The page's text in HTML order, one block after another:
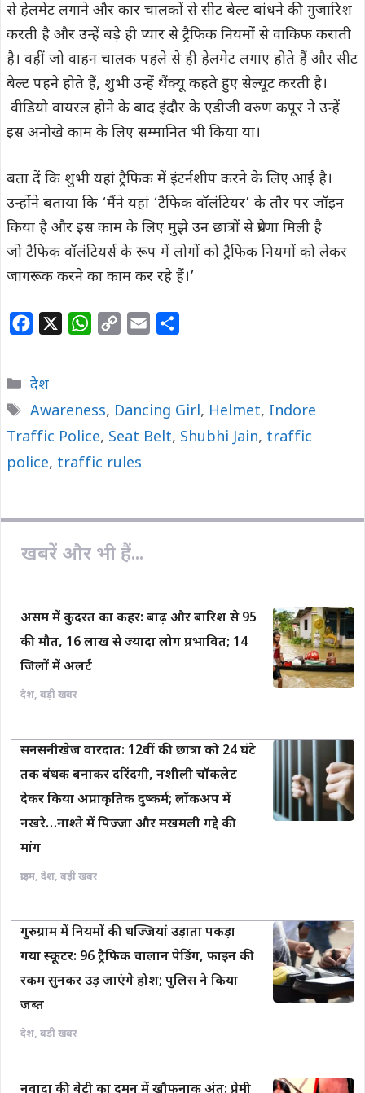
से हेलमेट लगाने और कार चालकों से सीट बेल्ट बांधने की गुजारिश
करती है और उन्हें बड़े ही प्यार से ट्रैफिक नियमों से वाकिफ कराती
है। वहीं जो वाहन चालक पहले से ही हेलमेट लगाए होते हैं और सीट
बेल्ट पहने होते हैं, शुभी उन्हें थैंक्यू कहते हुए सेल्यूट करती है।
वीडियो वायरल होने के बाद इंदौर के एडीजी वरुण कपूर ने उन्हें
इस अनोखे काम के लिए सम्मानित भी किया या।
बता दें कि शुभी यहां ट्रैफिक में इंटर्नशीप करने के लिए आई है।
उन्होंने बताया कि ‘मैंने यहां ‘टैफिक वॉलंटियर’ के तौर पर जॉइन
किया है और इस काम के लिए मुझे उन छात्रों से प्रेरणा मिली है
जो टैफिक वॉलंटियर्स के रूप में लोगों को ट्रैफिक नियमों को लेकर
जागरूक करने का काम कर रहे हैं।’
e
b
o
o
W
s
A
p
L
i
n
l
e
Categories
देश
Tags
Awareness, Dancing Girl, Helmet, Indore
Traffic Police, Seat Belt, Shubhi Jain, traffic
police, traffic rules
खबरें और भी हैं...
असम में कुदरत का कहर: बाढ़ और बारिश से 95
की मौत, 16 लाख से ज्यादा लोग प्रभावित; 14
जिलों में अलर्ट
देश, बड़ी खबर
सनसनीखेज वारदात: 12वीं की छात्रा को 24 घंटे
तक बंधक बनाकर दरिंदगी, नशीली चॉकलेट
देकर किया अप्राकृतिक दुष्कर्म; लॉकअप में
नखरे…नाश्ते में पिज्जा और मखमली गद्दे की
मांग
क्राइम, देश, बड़ी खबर
गुरुग्राम में नियमों की धज्जियां उड़ाता पकड़ा
गया स्कूटर: 96 ट्रैफिक चालान पेडिंग, फाइन की
रकम सुनकर उड़ जाएंगे होश; पुलिस ने किया
जब्त
देश, बड़ी खबर